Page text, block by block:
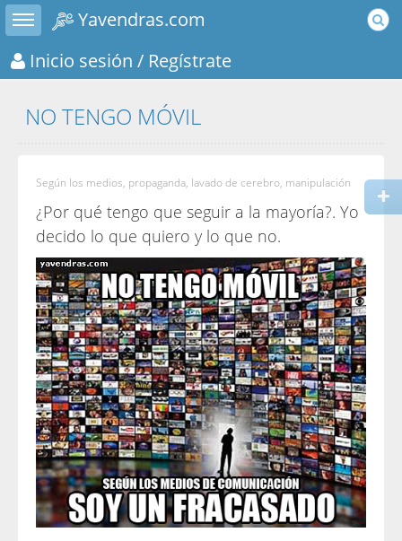
Toggle sidebar
Yavendras.com
Inicio sesión / Regístrate
NO TENGO MÓVIL
Según los medios, propaganda, lavado de cerebro, manipulación
¿Por qué tengo que seguir a la mayoría?. Yo
decido lo que quiero y lo que no.